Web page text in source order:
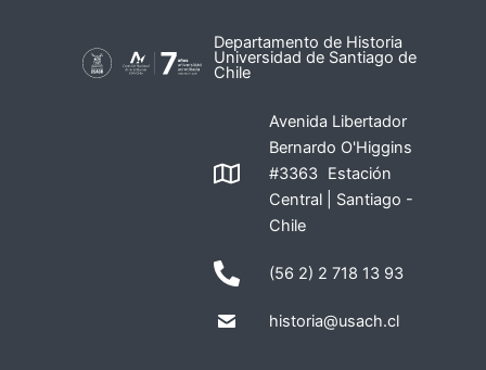
Departamento de Historia
Universidad de Santiago de
Chile
Avenida Libertador
Bernardo O'Higgins
#3363 Estación
Central | Santiago -
Chile
(56 2) 2 718 13 93
historia@usach.cl